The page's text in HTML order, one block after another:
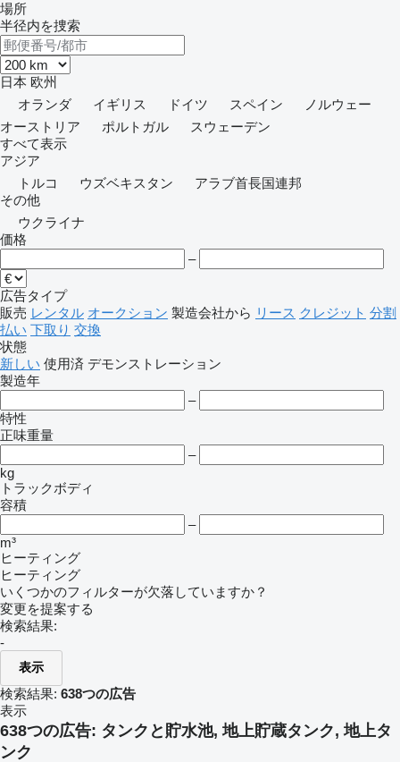
場所
半径内を捜索
日本 欧州
オランダ
イギリス ドイツ スペイン
ノルウェー
オーストリア
ポルトガル
スウェーデン
すべて表示
アジア
トルコ
ウズベキスタン
アラブ首長国連邦
その他
ウクライナ
価格
–
広告タイプ
販売 レンタル オークション 製造会社から リース クレジット 分割
払い 下取り 交換
状態
新しい 使用済 デモンストレーション
製造年
–
特性
正味重量
–
kg
トラックボディ
容積
–
m³
ヒーティング
ヒーティング
いくつかのフィルターが欠落していますか？
変更を提案する
検索結果:
-
表示
検索結果: 638つの広告
表示
638つの広告: タンクと貯水池, 地上貯蔵タンク, 地上タ
ンク